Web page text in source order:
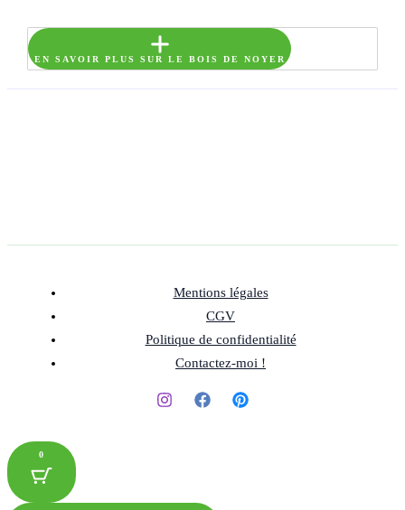
EN SAVOIR PLUS SUR LE BOIS DE NOYER
Mentions légales
CGV
Politique de confidentialité
Contactez-moi !
0